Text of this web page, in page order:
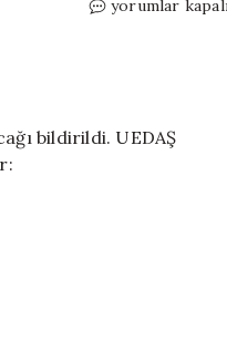
Bursa’da
Planlı
yorumlar
bildirildi. UEDAŞ